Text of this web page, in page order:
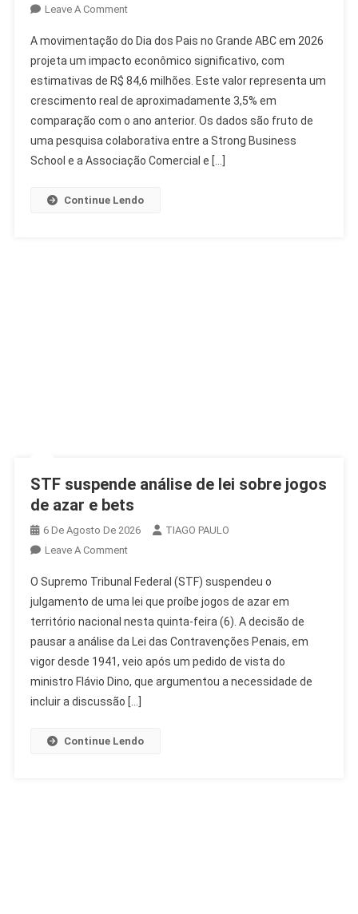
Leave A CommentOn
ABC:
Movimentação
De
R$
84,6
Milhões
No
A movimentação do Dia dos Pais no Grande ABC em 2026
projeta um impacto econômico significativo, com
estimativas de R$ 84,6 milhões. Este valor representa um
crescimento real de aproximadamente 3,5% em
comparação com o ano anterior. Os dados são fruto de
uma pesquisa colaborativa entre a Strong Business
School e a Associação Comercial e […]
Continue Lendo
STF suspende análise de lei sobre jogos
de azar e bets
6 De Agosto De 2026
TIAGO PAULO
Leave A CommentOn
Suspende
Análise
De
Lei
Sobre
Jogos
De
O Supremo Tribunal Federal (STF) suspendeu o
julgamento de uma lei que proíbe jogos de azar em
território nacional nesta quinta-feira (6). A decisão de
pausar a análise da Lei das Contravenções Penais, em
vigor desde 1941, veio após um pedido de vista do
ministro Flávio Dino, que argumentou a necessidade de
incluir a discussão […]
Continue Lendo